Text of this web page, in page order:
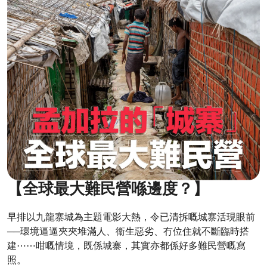
【全球最大難民營喺邊度？】
早排以九龍寨城為主題電影大熱，令已清拆嘅城寨活現眼前
──環境逼逼夾夾堆滿人、衞生惡劣、冇位住就不斷臨時搭
建⋯⋯咁嘅情境，既係城寨，其實亦都係好多難民營嘅寫
照。